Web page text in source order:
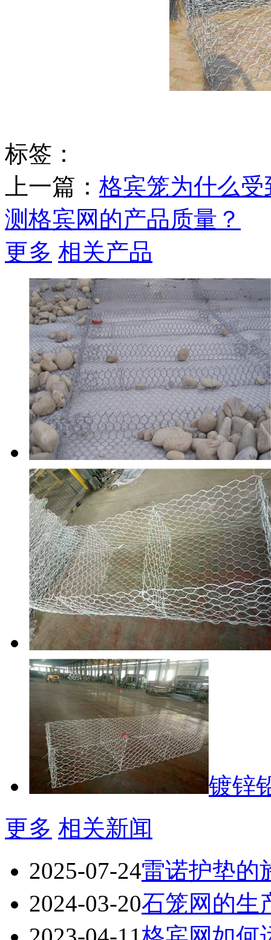
标签：
上一篇： 格宾笼为什么
测格宾网的产品质量？
更多 相关产品
镀锌
更多 相关新闻
2025-07-24雷诺护垫的
2024-03-20石笼网的生